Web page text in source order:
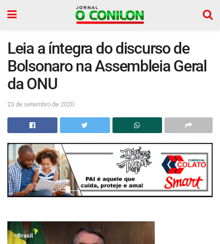
Leia a íntegra do discurso de
Bolsonaro na Assembleia Geral
da ONU
23 de setembro de 2020